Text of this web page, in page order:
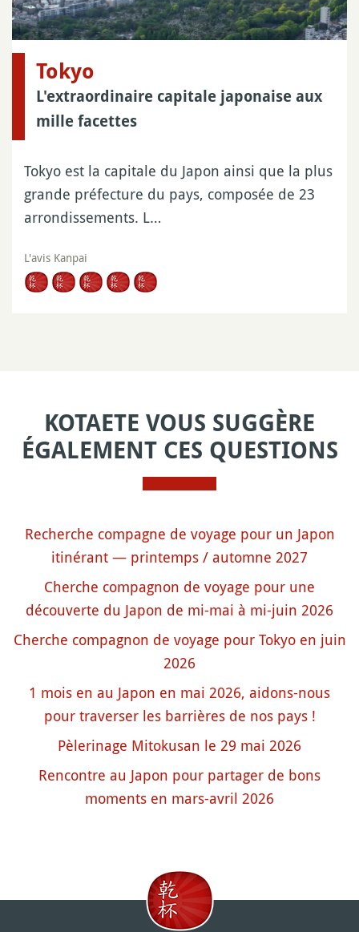
Tokyo
L'extraordinaire capitale japonaise aux
mille facettes
Tokyo est la capitale du Japon ainsi que la plus
grande préfecture du pays, composée de 23
arrondissements. L…
L'avis Kanpai
KOTAETE VOUS SUGGÈRE
ÉGALEMENT CES QUESTIONS
Recherche compagne de voyage pour un Japon
itinérant — printemps / automne 2027
Cherche compagnon de voyage pour une
découverte du Japon de mi-mai à mi-juin 2026
Cherche compagnon de voyage pour Tokyo en juin
2026
1 mois en au Japon en mai 2026, aidons-nous
pour traverser les barrières de nos pays !
Pèlerinage Mitokusan le 29 mai 2026
Rencontre au Japon pour partager de bons
moments en mars-avril 2026